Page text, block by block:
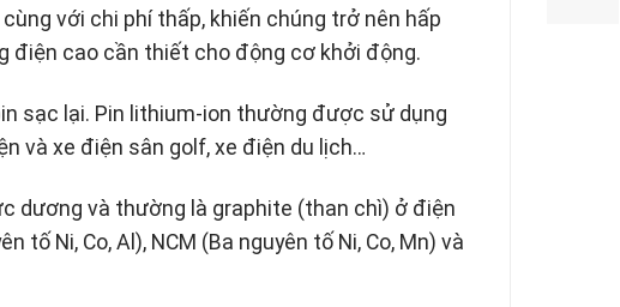
với chi phí thấp, khiến chúng trở nên hấp
điện cao cần thiết cho động cơ khởi động.
sạc lại. Pin lithium-ion thường được sử dụng
và xe điện sân golf, xe điện du lịch…
dương và thường là graphite (than chì) ở điện
tố Ni, Co, Al), NCM (Ba nguyên tố Ni, Co, Mn) và